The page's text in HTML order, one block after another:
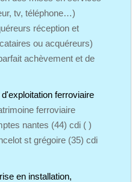
tv, téléphone…)
réception et
ou acquéreurs)
achèvement et de
ferroviaire
ferroviaire
nantes (44) cdi ( )
st grégoire (35) cdi
en installation,